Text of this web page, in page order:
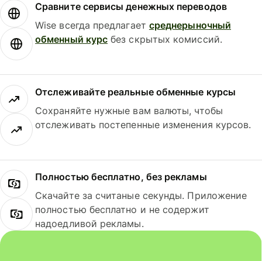
Сравните сервисы денежных переводов
Wise всегда предлагает среднерыночный
обменный курс без скрытых комиссий.
Отслеживайте реальные обменные курсы
Сохраняйте нужные вам валюты, чтобы
отслеживать постепенные изменения курсов.
Полностью бесплатно, без рекламы
Скачайте за считаные секунды. Приложение
полностью бесплатно и не содержит
надоедливой рекламы.